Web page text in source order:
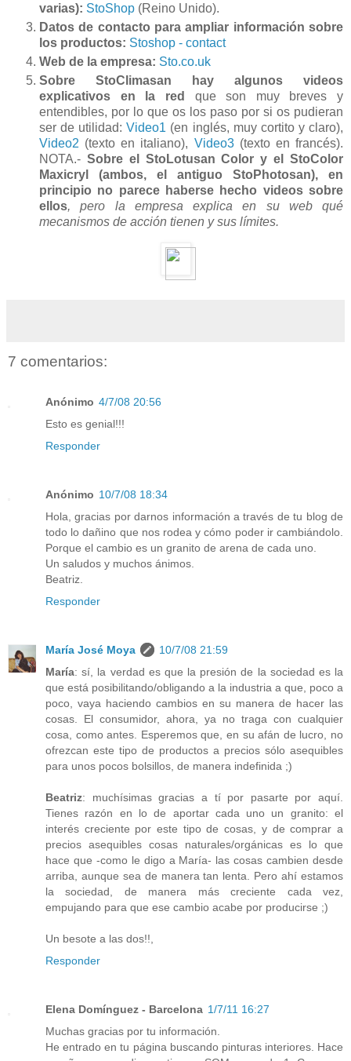
varias): StoShop (Reino Unido).
Datos de contacto para ampliar información sobre
los productos: Stoshop - contact
Web de la empresa: Sto.co.uk
Sobre StoClimasan hay algunos videos
explicativos en la red
que son muy breves y
entendibles, por lo que os los paso por si os pudieran
ser de utilidad:Video1 (en inglés, muy cortito y claro),
Video2 (texto en italiano), Video3(texto en francés).
NOTA.- Sobre el StoLotusan Color y el StoColor
Maxicryl (ambos, el antiguo StoPhotosan), en
principio no parece haberse hecho videos sobre
ellos, pero la empresa explica en su web qué
mecanismos de acción tienen y sus límites.
7 comentarios:
Anónimo 4/7/08 20:56
Esto es genial!!!
Responder
Anónimo 10/7/08 18:34
Hola, gracias por darnos información a través de tu blog de
todo lo dañino que nos rodea y cómo poder ir cambiándolo.
Porque el cambio es un granito de arena de cada uno.
Un saludos y muchos ánimos.
Beatriz.
Responder
María José Moya
10/7/08 21:59
María: sí, la verdad es que la presión de la sociedad es la
que está posibilitando/obligando a la industria a que, poco a
poco, vaya haciendo cambios en su manera de hacer las
cosas. El consumidor, ahora, ya no traga con cualquier
cosa, como antes. Esperemos que, en su afán de lucro, no
ofrezcan este tipo de productos a precios sólo asequibles
para unos pocos bolsillos, de manera indefinida ;)
Beatriz: muchísimas gracias a tí por pasarte por aquí.
Tienes razón en lo de aportar cada uno un granito: el
interés creciente por este tipo de cosas, y de comprar a
precios asequibles cosas naturales/orgánicas es lo que
hace que -como le digo a María- las cosas cambien desde
arriba, aunque sea de manera tan lenta. Pero ahí estamos
la sociedad, de manera más creciente cada vez,
empujando para que ese cambio acabe por producirse ;)
Un besote a las dos!!,
Responder
Elena Domínguez - Barcelona 1/7/11 16:27
Muchas gracias por tu información.
He entrado en tu página buscando pinturas interiores. Hace